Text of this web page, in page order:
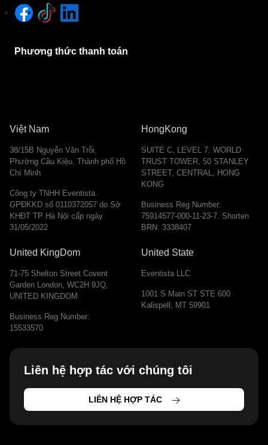
Phương thức thanh toán
Việt Nam
38/15B Nguyễn Văn Trỗi,
Phường Cầu Kiệu, Thành phố Hồ
Chí Minh
Công ty TNHH Eventista.
GPĐKKD số 0110372057 do Sở
KHĐT TP Hà Nội cấp ngày
31/05/2022
HongKong
SUITE C, LEVEL 7, WORLD
TRUST TOWER, 50 STANLEY
STREET, CENTRAL, HONG
KONG
Business Reg Number:
75914577-000-11-23-7. Shorten
BRN: 3338407
United KingDom
71-75 Shelton Street Covent
Garden London, WC2H 9JQ,
UNITED KINGDOM
Business Reg Number:
15533570
United State
Eventista LLC
1001 S Main ST STE 600
Kalispell, MT 59901
Liên hệ hợp tác với chúng tôi
LIÊN HỆ HỢP TÁC